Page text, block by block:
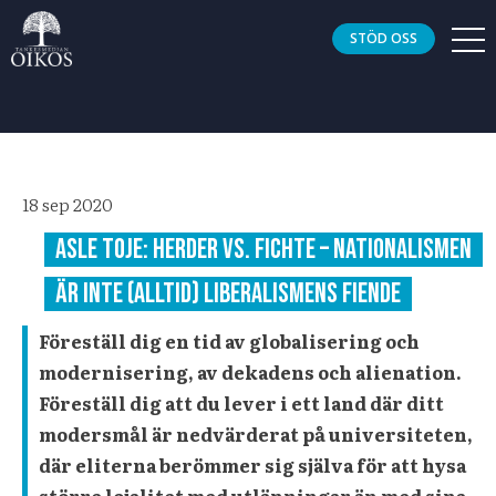
STÖD OSS
18 sep 2020
ASLE TOJE: HERDER VS. FICHTE – Nationalismen
är inte (alltid) liberalismens fiende
Föreställ dig en tid av globalisering och
modernisering, av dekadens och alienation.
Föreställ dig att du lever i ett land där ditt
modersmål är nedvärderat på universiteten,
där eliterna berömmer sig själva för att hysa